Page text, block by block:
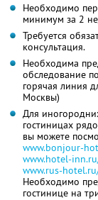
Необходимо
минимум за 2
Требуется
консультация.
Необходима
обследование
горячая линия
Москвы)
Для
гостиницах
вы можете
www.bonjour-
www.hotel-
www.rus-
Необходимо
гостинице на